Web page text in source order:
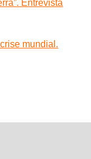
Entrevista
mundial.